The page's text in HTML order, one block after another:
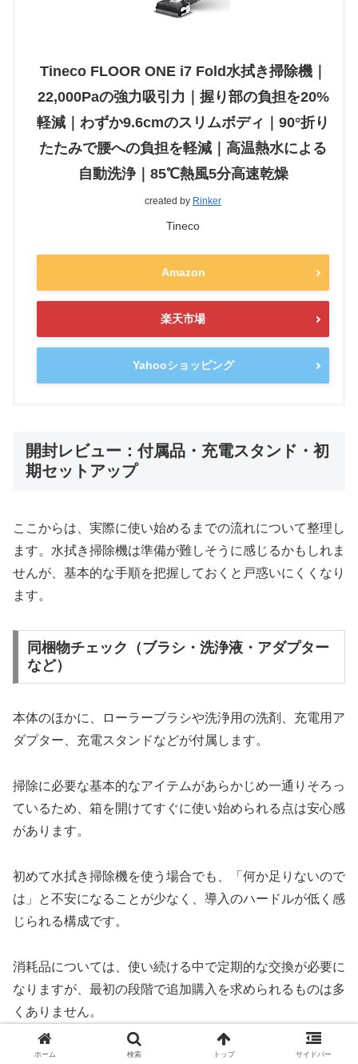
Tineco FLOOR ONE i7 Fold水拭き掃除機｜
22,000Paの強力吸引力｜握り部の負担を20%
軽減｜わずか9.6cmのスリムボディ｜90°折り
たたみで腰への負担を軽減｜高温熱水による
自動洗浄｜85℃熱風5分高速乾燥
created by Rinker
Tineco
Amazon
楽天市場
Yahooショッピング
開封レビュー：付属品・充電スタンド・初
期セットアップ
ここからは、実際に使い始めるまでの流れについて整理し
ます。水拭き掃除機は準備が難しそうに感じるかもしれま
せんが、基本的な手順を把握しておくと戸惑いにくくなり
ます。
同梱物チェック（ブラシ・洗浄液・アダプター
など）
本体のほかに、ローラーブラシや洗浄用の洗剤、充電用ア
ダプター、充電スタンドなどが付属します。
掃除に必要な基本的なアイテムがあらかじめ一通りそろっ
ているため、箱を開けてすぐに使い始められる点は安心感
があります。
初めて水拭き掃除機を使う場合でも、「何か足りないので
は」と不安になることが少なく、導入のハードルが低く感
じられる構成です。
消耗品については、使い続ける中で定期的な交換が必要に
なりますが、最初の段階で追加購入を求められるものは多
くありません。
最低限の備品が同梱されていることで、購入後すぐの出費
ホーム 検索 トップ サイドバー